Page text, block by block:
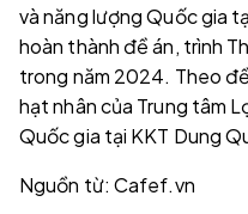
và năng lượng Quốc gia
hoàn thành đề án, trình
trong năm 2024. Theo
hạt nhân của Trung tâm
Quốc gia tại KKT Dung
Nguồn từ: Cafef.vn